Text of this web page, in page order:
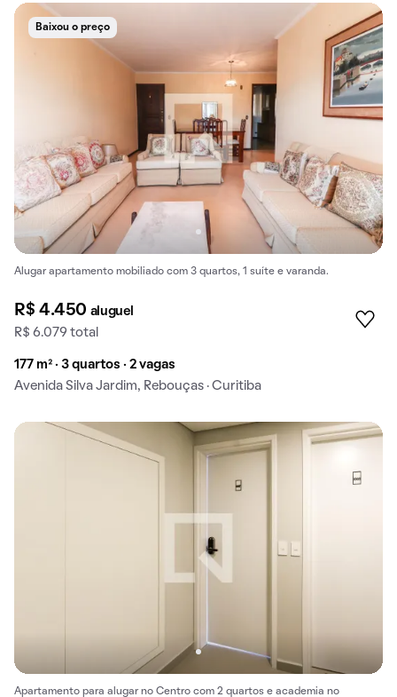
Baixou o preço
Alugar apartamento mobiliado com 3 quartos, 1 suíte e varanda.
R$ 4.450 aluguel
R$ 6.079 total
177 m² · 3 quartos · 2 vagas
Avenida Silva Jardim, Rebouças · Curitiba
Apartamento para alugar no Centro com 2 quartos e academia no